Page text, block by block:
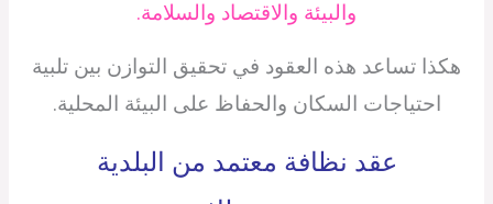
والبيئة والاقتصاد والسلامة.
هكذا تساعد هذه العقود في تحقيق التوازن بين تلبية
احتياجات السكان والحفاظ على البيئة المحلية.
عقد نظافة معتمد من البلدية